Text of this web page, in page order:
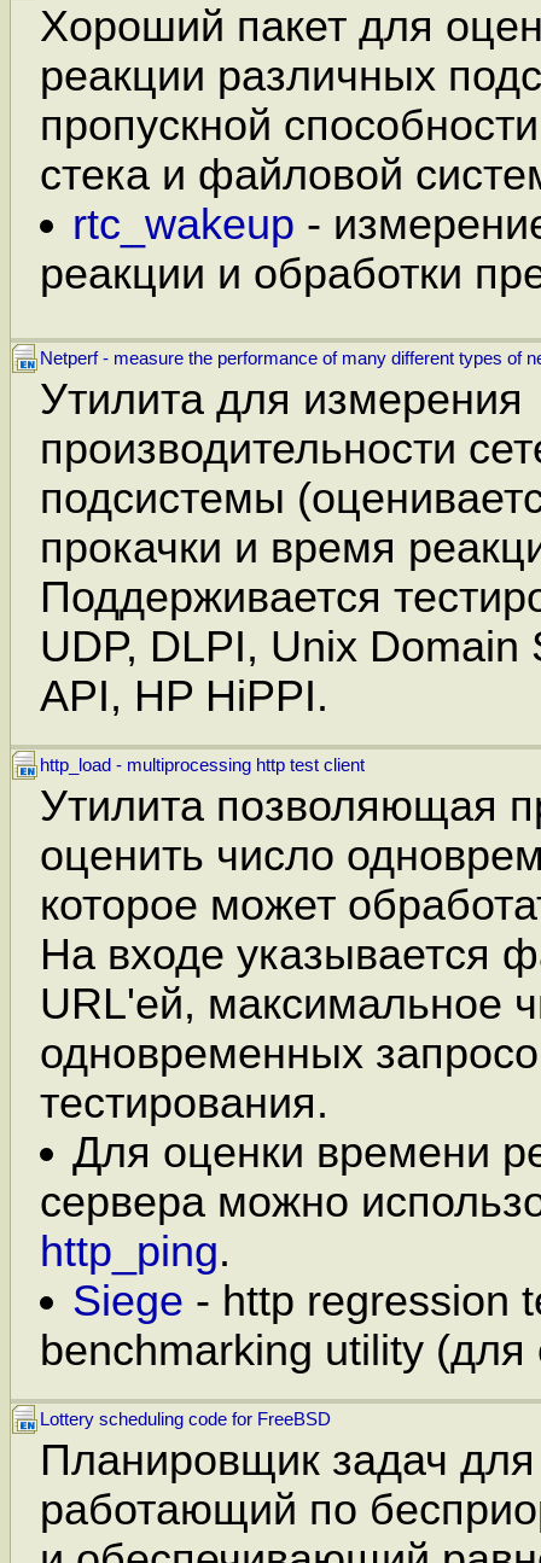
Хороший пакет для
реакции различных
пропускной
стека и файловой
rtc_wakeup -
реакции и обработки
Netperf - measure the performance of many different types of
Утилита для измерения
производительности
подсистемы
прокачки и время
Поддерживается
UDP, DLPI, Unix Domain
API, HP HiPPI.
http_load - multiprocessing http test client
Утилита позволяющая
оценить число
которое может
На входе указывается
URL'ей, максимальное
одновременных
тестирования.
Для оценки времени
сервера можно
http_ping.
Siege - http regression
benchmarking utility (для
Lottery scheduling code for FreeBSD
Планировщик задач
работающий по